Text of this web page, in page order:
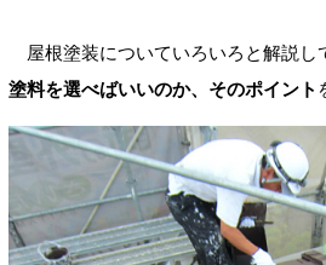
屋根塗装についていろいろと解説し
塗料を選べばいいのか、そのポイント